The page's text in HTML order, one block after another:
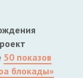
50 показов
блокады»